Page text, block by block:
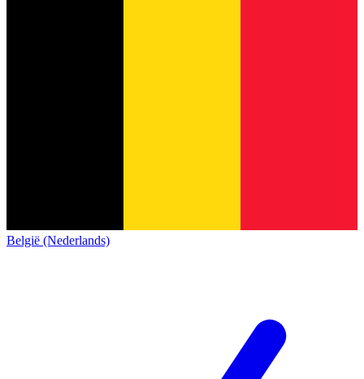
België (Nederlands)